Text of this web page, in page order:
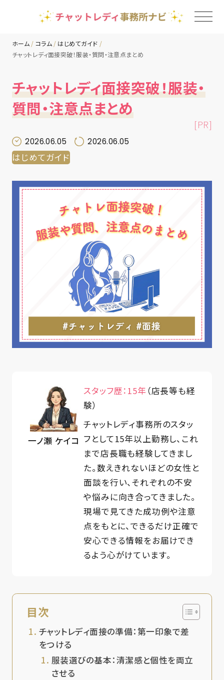
チャットレディ事務所一覧
コラム
ホーム コラム
はじめてガイド
チャットレディ面接突破！服装・質問・注意点まとめ
チャットレディ面接突破！服装・
質問・注意点まとめ
[PR]
2026.06.05 2026.06.05
はじめてガイド
一ノ瀬 ケイコ
スタッフ歴：15年 （店長等も経
験）
チャットレディ事務所のスタッ
フとして15年以上勤務し、これ
まで店長職も経験してきまし
た。数えきれないほどの女性と
面談を行い、それぞれの不安
や悩みに向き合ってきました。
現場で見てきた成功例や注意
点をもとに、できるだけ正確で
安心できる情報をお届けでき
るよう心がけています。
目次
チャットレディ面接の準備：第一印象で差
をつける
服装選びの基本：清潔感と個性を両立
させる